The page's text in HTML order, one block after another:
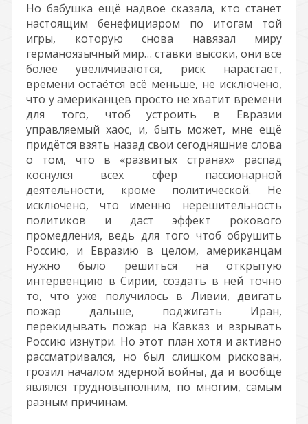
Но бабушка ещё надвое сказала, кто станет
настоящим бенефициаром по итогам той
игры, которую снова навязал миру
германоязычный мир… ставки высоки, они всё
более увеличиваются, риск нарастает,
времени остаётся всё меньше, не исключено,
что у американцев просто не хватит времени
для того, чтоб устроить в Евразии
управляемый хаос, и, быть может, мне ещё
придётся взять назад свои сегодняшние слова
о том, что в «развитых странах» распад
коснулся всех сфер пассионарной
деятельности, кроме политической. Не
исключено, что именно нерешительность
политиков и даст эффект рокового
промедления, ведь для того чтоб обрушить
Россию, и Евразию в целом, американцам
нужно было решиться на открытую
интервенцию в Сирии, создать в ней точно
то, что уже получилось в Ливии, двигать
пожар дальше, поджигать Иран,
перекидывать пожар на Кавказ и взрывать
Россию изнутри. Но этот план хотя и активно
рассматривался, но был слишком рискован,
грозил началом ядерной войны, да и вообще
являлся трудновыполним, по многим, самым
разным причинам.